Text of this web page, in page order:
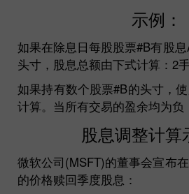
示例：
如果在除息日每股股票#B有股
头寸，股息总额由下式计算：2
如果持有数个股票#B的头寸，
计算。当所有交易的盈余均为负
股息调整计算
微软公司(MSFT)的董事会宣布
的价格赎回季度股息：